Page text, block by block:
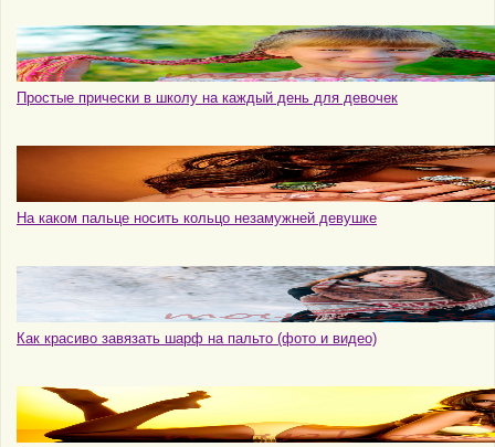
Простые прически в школу на каждый день для девочек
На каком пальце носить кольцо незамужней девушке
Как красиво завязать шарф на пальто (фото и видео)